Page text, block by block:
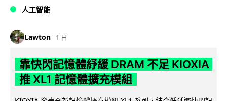
人工智能
Lawton 1 日
靠快閃記憶體紓緩 DRAM 不足 KIOXIA
推 XL1 記憶體擴充模組